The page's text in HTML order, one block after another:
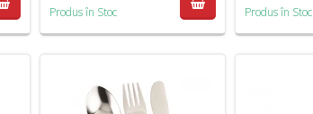
Produs în Stoc Produs în Stoc